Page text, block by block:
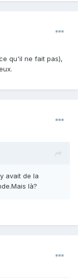
qu'il ne fait pas),
avait de la
là?